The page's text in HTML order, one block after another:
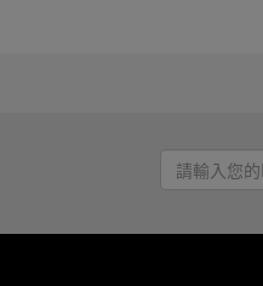
請
輸